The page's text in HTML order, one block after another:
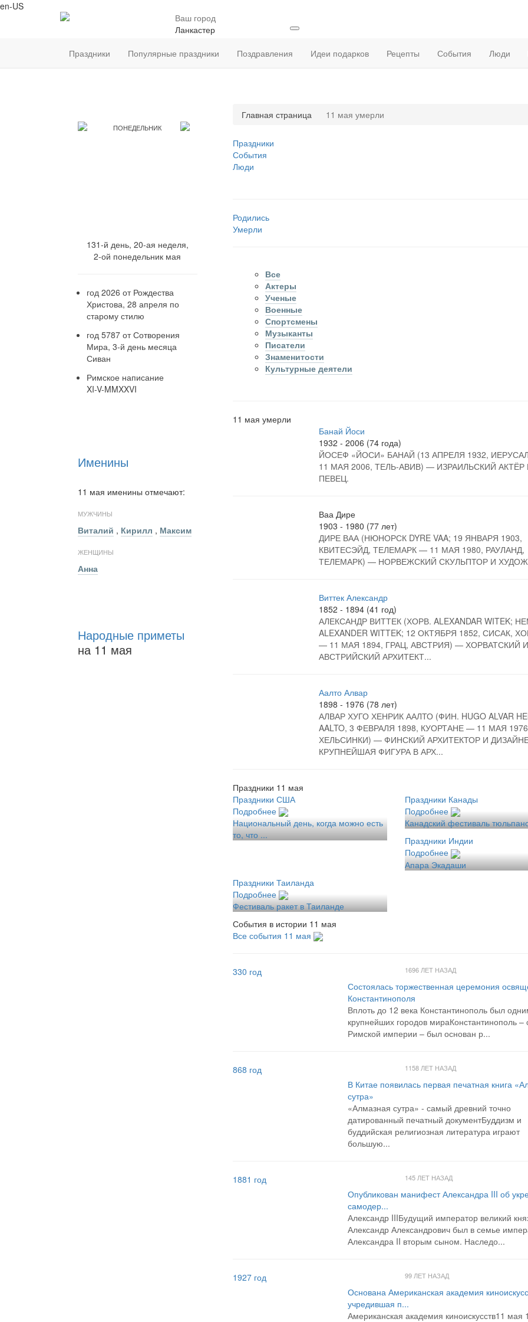
en-US
Ваш город
Ланкастер
Праздники
Популярные праздники Поздравления Идеи подарков Рецепты События Люди
ПОНЕДЕЛЬНИК
131-й день, 20-ая неделя,
2-ой понедельник мая
год 2026 от Рождества
Христова, 28 апреля по
старому стилю
год 5787 от Сотворения
Мира, 3-й день месяца
Сиван
Римское написание
XI-V-MMXXVI
Именины
11 мая именины отмечают:
МУЖЧИНЫ
Виталий , Кирилл , Максим
ЖЕНЩИНЫ
Анна
Народные приметы
на 11 мая
Главная страница 11 мая умерли
Праздники
События
Люди
Родились
Умерли
Все
Актеры
Ученые
Военные
Спортсмены
Музыканты
Писатели
Знаменитости
Культурные деятели
11 мая умерли
Банай Йоси
1932 - 2006 (74 года)
ЙОСЕФ «ЙОСИ» БАНАЙ (13 АПРЕЛЯ 1932,
11 МАЯ 2006, ТЕЛЬ-АВИВ) — ИЗРАИЛЬСКИЙ АКТЁР
ПЕВЕЦ.
Ваа Дире
1903 - 1980 (77 лет)
ДИРЕ ВАА (НЮНОРСК DYRE VAA; 19 ЯНВАРЯ 1903,
КВИТЕСЭЙД, ТЕЛЕМАРК — 11 МАЯ 1980, РАУЛАНД,
ТЕЛЕМАРК) — НОРВЕЖСКИЙ СКУЛЬПТОР И
Виттек Александр
1852 - 1894 (41 год)
АЛЕКСАНДР ВИТТЕК (ХОРВ. ALEXANDAR WITEK;
ALEXANDER WITTEK; 12 ОКТЯБРЯ 1852, СИСАК,
— 11 МАЯ 1894, ГРАЦ, АВСТРИЯ) — ХОРВАТСКИЙ И
АВСТРИЙСКИЙ АРХИТЕКТ...
Аалто Алвар
1898 - 1976 (78 лет)
АЛВАР ХУГО ХЕНРИК ААЛТО (ФИН. HUGO ALVAR
AALTO, 3 ФЕВРАЛЯ 1898, КУОРТАНЕ — 11 МАЯ
ХЕЛЬСИНКИ) — ФИНСКИЙ АРХИТЕКТОР И
КРУПНЕЙШАЯ ФИГУРА В АРХ...
Праздники 11 мая
Праздники США
Подробнее
Национальный день, когда можно есть
то, что ...
Праздники Канады
Подробнее
Канадский фестиваль
Праздники Индии
Подробнее
Апара Экадаши
Праздники Таиланда
Подробнее
Фестиваль ракет в Таиланде
События в истории 11 мая
Все события 11 мая
330 год 1696 ЛЕТ НАЗАД
Состоялась торжественная церемония
Константинополя
Вплоть до 12 века Константинополь был
крупнейших городов мираКонстантинополь –
Римской империи – был основан р...
868 год 1158 ЛЕТ НАЗАД
В Китае появилась первая печатная книга
сутра»
«Алмазная сутра» - самый древний точно
датированный печатный документБуддизм и
буддийская религиозная литература играют
большую...
1881 год 145 ЛЕТ НАЗАД
Опубликован манифест Александра III об
самодер...
Александр IIIБудущий император великий
Александр Александрович был в семье
Александра II вторым сыном. Наследо...
1927 год 99 ЛЕТ НАЗАД
Основана Американская академия
учредившая п...
Американская академия киноискусств11 мая